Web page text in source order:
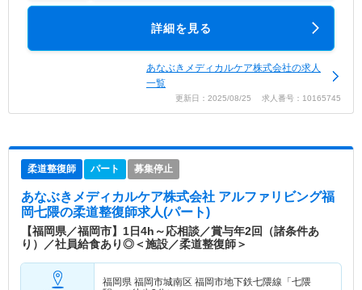
詳細を見る
あなぶきメディカルケア株式会社の求人
一覧
更新日：2025/08/25 求人番号：10165745
柔道整復師 パート 募集停止
あなぶきメディカルケア株式会社 アルファリビング福
岡七隈の柔道整復師求人(パート)
【福岡県／福岡市】1日4h～応相談／賞与年2回（諸条件あ
り）／社員給食あり◎＜施設／柔道整復師＞
福岡県 福岡市城南区 福岡市地下鉄七隈線「七隈